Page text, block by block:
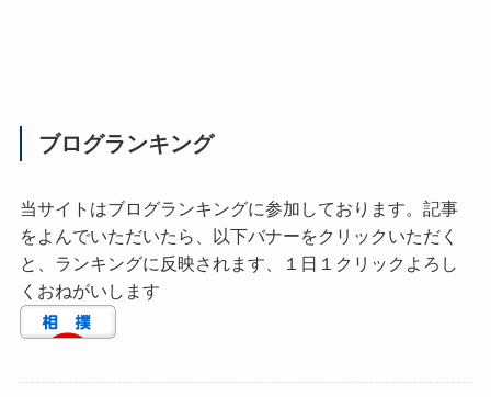
ブログランキング
当サイトはブログランキングに参加しております。記事
をよんでいただいたら、以下バナーをクリックいただく
と、ランキングに反映されます、１日１クリックよろし
くおねがいします